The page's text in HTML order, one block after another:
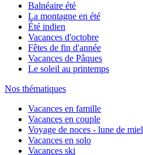
Balnéaire été
La montagne en été
Été indien
Vacances d'octobre
Fêtes de fin d'année
Vacances de Pâques
Le soleil au printemps
Nos thématiques
Vacances en famille
Vacances en couple
Voyage de noces - lune de miel
Vacances en solo
Vacances ski